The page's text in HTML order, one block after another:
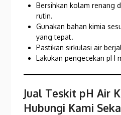
Bersihkan kolam renang
rutin.
Gunakan bahan kimia
yang tepat.
Pastikan sirkulasi air
Lakukan pengecekan pH
Jual Teskit pH Air
Hubungi Kami